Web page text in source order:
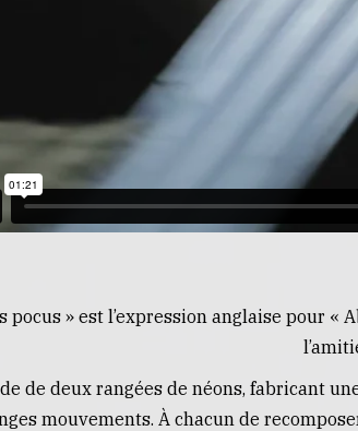
pocus » est l’expression anglaise pour
de deux rangées de néons, fabricant
mouvements. À chacun de